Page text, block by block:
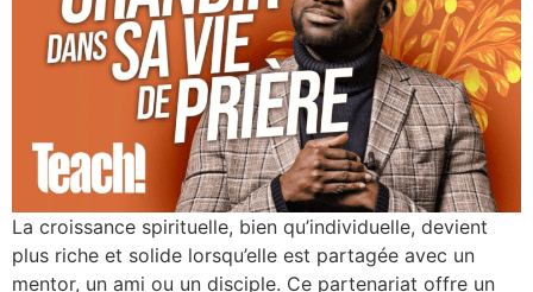
La croissance spirituelle, bien qu’individuelle, devient
plus riche et solide lorsqu’elle est partagée avec un
mentor, un ami ou un disciple. Ce partenariat offre un